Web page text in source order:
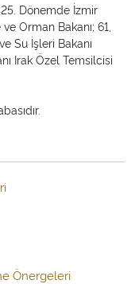
Dönemde İzmir
Orman Bakanı; 61,
Su İşleri Bakanı
Irak Özel Temsilcisi
Önergeleri